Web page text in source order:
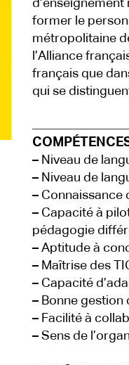
former le
métropolitaine
l’Alliance
français que
qui se
–Niveau de
–Niveau de
–Connaissance
–Capacité à
pédagogie
–Aptitude à
–Maîtrise des
–Capacité
–Bonne gestion
–Facilité à
–Sens de